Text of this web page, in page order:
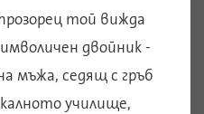
той вижда
двойник -
мъжа, седящ с гръб
училище,